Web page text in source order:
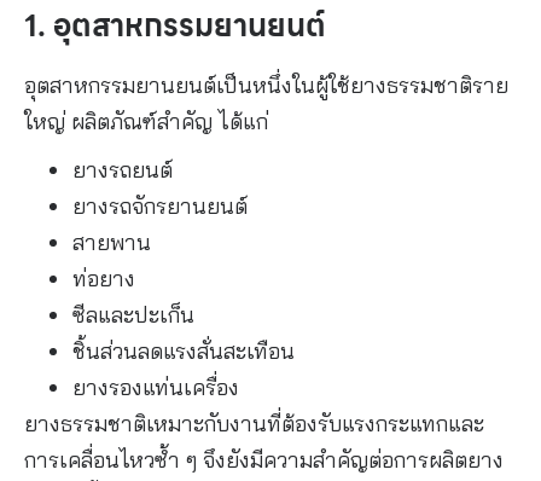
1. อุตสาหกรรมยานยนต์
อุตสาหกรรมยานยนต์เป็นหนึ่งในผู้ใช้ยางธรรมชาติราย
ใหญ่ ผลิตภัณฑ์สำคัญ ได้แก่
ยางรถยนต์
ยางรถจักรยานยนต์
สายพาน
ท่อยาง
ซีลและปะเก็น
ชิ้นส่วนลดแรงสั่นสะเทือน
ยางรองแท่นเครื่อง
ยางธรรมชาติเหมาะกับงานที่ต้องรับแรงกระแทกและ
การเคลื่อนไหวซ้ำ ๆ จึงยังมีความสำคัญต่อการผลิตยาง